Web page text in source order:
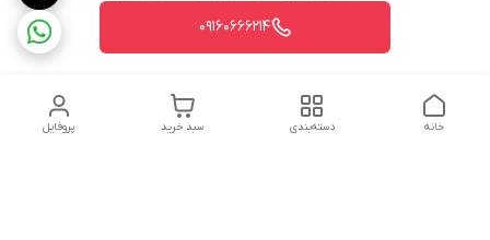
09160666214
پروفایل سبد خرید دسته‌بندی خانه